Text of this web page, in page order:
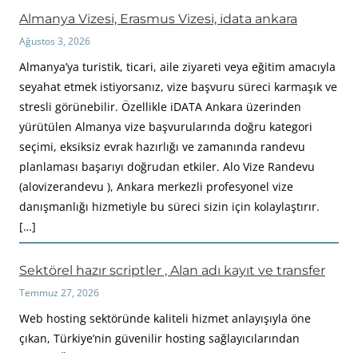
Almanya Vizesi, Erasmus Vizesi, idata ankara
Ağustos 3, 2026
Almanya’ya turistik, ticari, aile ziyareti veya eğitim amacıyla
seyahat etmek istiyorsanız, vize başvuru süreci karmaşık ve
stresli görünebilir. Özellikle iDATA Ankara üzerinden
yürütülen Almanya vize başvurularında doğru kategori
seçimi, eksiksiz evrak hazırlığı ve zamanında randevu
planlaması başarıyı doğrudan etkiler. Alo Vize Randevu
(alovizerandevu ), Ankara merkezli profesyonel vize
danışmanlığı hizmetiyle bu süreci sizin için kolaylaştırır.
[…]
Sektörel hazır scriptler , Alan adı kayıt ve transfer
Temmuz 27, 2026
Web hosting sektöründe kaliteli hizmet anlayışıyla öne
çıkan, Türkiye’nin güvenilir hosting sağlayıcılarından